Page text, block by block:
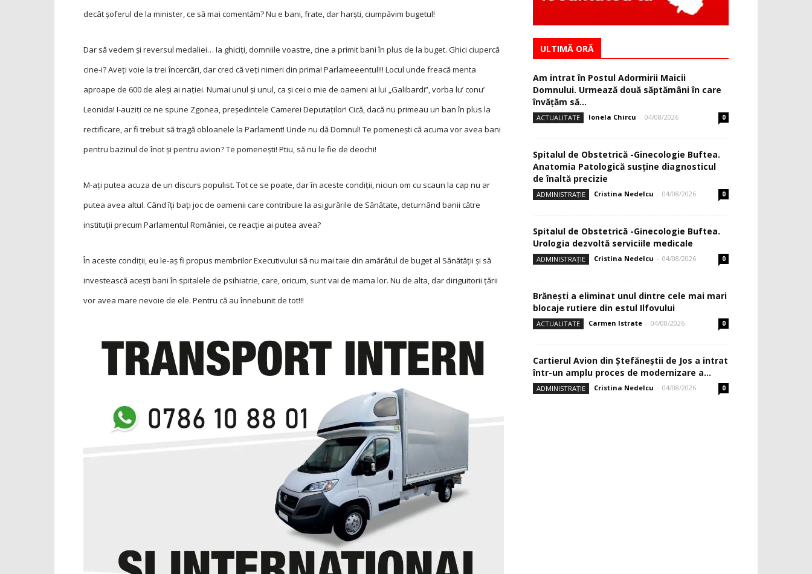
decât șoferul de la minister, ce să mai comentăm? Nu e bani, frate, dar harști, ciumpăvim bugetul!
Dar să vedem și reversul medaliei… Ia ghiciți, domniile voastre, cine a primit bani în plus de la buget. Ghici ciupercă
cine-i? Aveți voie la trei încercări, dar cred că veți nimeri din prima! Parlameeentul!!! Locul unde freacă menta
aproape de 600 de aleși ai nației. Numai unul și unul, ca și cei o mie de oameni ai lui „Galibardi”, vorba lu’ conu’
Leonida! I-auziți ce ne spune Zgonea, președintele Camerei Deputaților! Cică, dacă nu primeau un ban în plus la
rectificare, ar fi trebuit să tragă obloanele la Parlament! Unde nu dă Domnul! Te pomenești că acuma vor avea bani
pentru bazinul de înot și pentru avion? Te pomenești! Ptiu, să nu le fie de deochi!
M-ați putea acuza de un discurs populist. Tot ce se poate, dar în aceste condiții, niciun om cu scaun la cap nu ar
putea avea altul. Când îți bați joc de oamenii care contribuie la asigurările de Sănătate, deturnând banii către
instituții precum Parlamentul României, ce reacție ai putea avea?
În aceste condiții, eu le-aș fi propus membrilor Executivului să nu mai taie din amărâtul de buget al Sănătății și să
investească acești bani în spitalele de psihiatrie, care, oricum, sunt vai de mama lor. Nu de alta, dar diriguitorii țării
vor avea mare nevoie de ele. Pentru că au înnebunit de tot!!!
ULTIMĂ ORĂ
Am intrat în Postul Adormirii Maicii
Domnului. Urmează două săptămâni în care
învăţăm să...
ACTUALITATE Ionela Chircu - 04/08/2026 0
Spitalul de Obstetrică -Ginecologie Buftea.
Anatomia Patologică susţine diagnosticul
de înaltă precizie
ADMINISTRAȚIE Cristina Nedelcu - 04/08/2026 0
Spitalul de Obstetrică -Ginecologie Buftea.
Urologia dezvoltă serviciile medicale
ADMINISTRAȚIE Cristina Nedelcu - 04/08/2026 0
Brănești a eliminat unul dintre cele mai mari
blocaje rutiere din estul Ilfovului
ACTUALITATE Carmen Istrate - 04/08/2026 0
Cartierul Avion din Ştefăneştii de Jos a intrat
într-un amplu proces de modernizare a...
ADMINISTRAȚIE Cristina Nedelcu - 04/08/2026 0